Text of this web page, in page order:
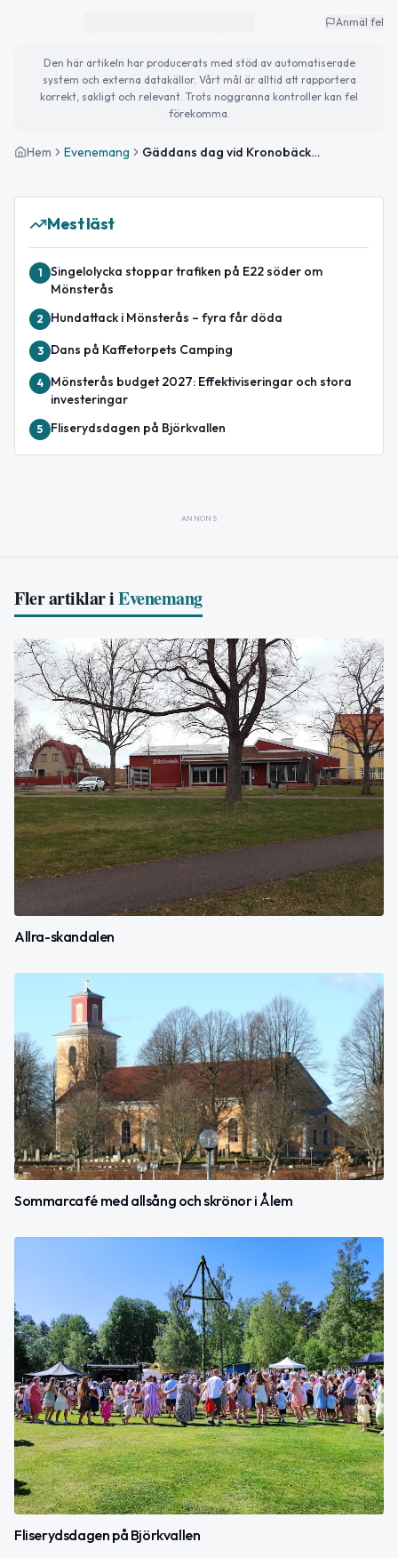
Anmäl fel
Den här artikeln har producerats med stöd av automatiserade
system och externa datakällor. Vårt mål är alltid att rapportera
korrekt, sakligt och relevant. Trots noggranna kontroller kan fel
förekomma.
Hem Evenemang Gäddans dag vid Kronobäcks våtmark
Mest läst
1
Singelolycka stoppar trafiken på E22 söder om
Mönsterås
2 Hundattack i Mönsterås – fyra får döda
3 Dans på Kaffetorpets Camping
4
Mönsterås budget 2027: Effektiviseringar och stora
investeringar
5 Fliserydsdagen på Björkvallen
ANNONS
Fler artiklar iEvenemang
Allra-skandalen
Sommarcafé med allsång och skrönor i Ålem
Fliserydsdagen på Björkvallen